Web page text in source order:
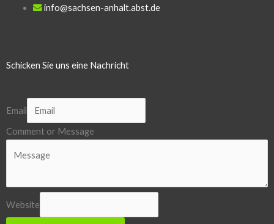
info@sachsen-anhalt.abst.de
Schicken Sie uns eine Nachricht
Email
Comment or Message
Website